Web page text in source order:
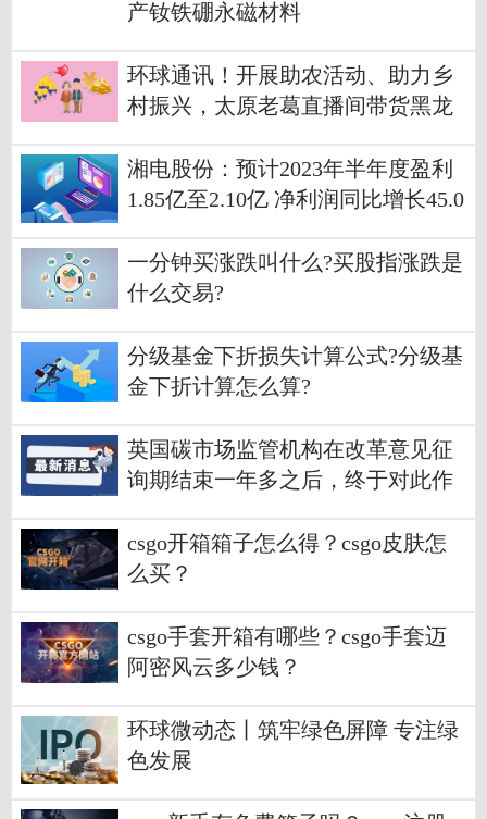
产钕铁硼永磁材料
环球通讯！开展助农活动、助力乡
村振兴，太原老葛直播间带货黑龙
湘电股份：预计2023年半年度盈利
1.85亿至2.10亿 净利润同比增长45.0
一分钟买涨跌叫什么?买股指涨跌是
什么交易?
分级基金下折损失计算公式?分级基
金下折计算怎么算?
英国碳市场监管机构在改革意见征
询期结束一年多之后，终于对此作
csgo开箱箱子怎么得？csgo皮肤怎
么买？
csgo手套开箱有哪些？csgo手套迈
阿密风云多少钱？
环球微动态丨筑牢绿色屏障 专注绿
色发展